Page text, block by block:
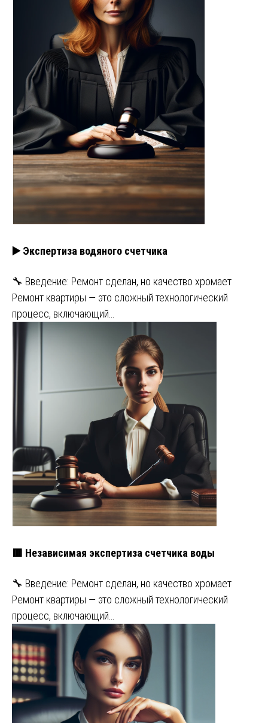
▶️ Экспертиза водяного счетчика
🔧 Введение: Ремонт сделан, но качество хромает
Ремонт квартиры — это сложный технологический
процесс, включающий…
🟥 Независимая экспертиза счетчика воды
🔧 Введение: Ремонт сделан, но качество хромает
Ремонт квартиры — это сложный технологический
процесс, включающий…